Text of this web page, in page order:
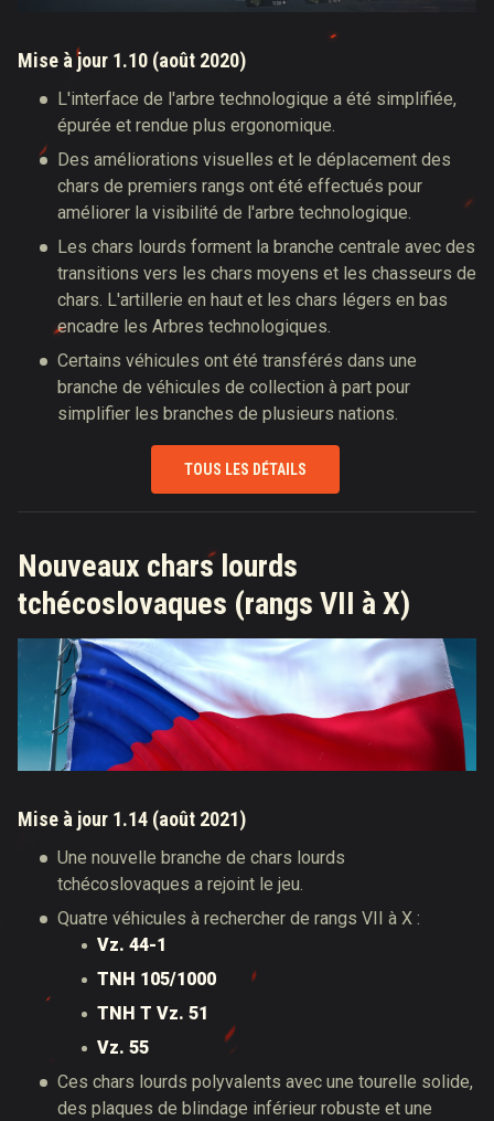
Mise à jour 1.10 (août 2020)
L'interface de l'arbre technologique a été simplifiée,
épurée et rendue plus ergonomique.
Des améliorations visuelles et le déplacement des
chars de premiers rangs ont été effectués pour
améliorer la visibilité de l'arbre technologique.
Les chars lourds forment la branche centrale avec des
transitions vers les chars moyens et les chasseurs de
chars. L'artillerie en haut et les chars légers en bas
encadre les Arbres technologiques.
Certains véhicules ont été transférés dans une
branche de véhicules de collection à part pour
simplifier les branches de plusieurs nations.
TOUS LES DÉTAILS
Nouveaux chars lourds
tchécoslovaques (rangs VII à X)
Mise à jour 1.14 (août 2021)
Une nouvelle branche de chars lourds
tchécoslovaques a rejoint le jeu.
Quatre véhicules à rechercher de rangs VII à X :
Vz. 44-1
TNH 105/1000
TNH T Vz. 51
Vz. 55
Ces chars lourds polyvalents avec une tourelle solide,
des plaques de blindage inférieur robuste et une